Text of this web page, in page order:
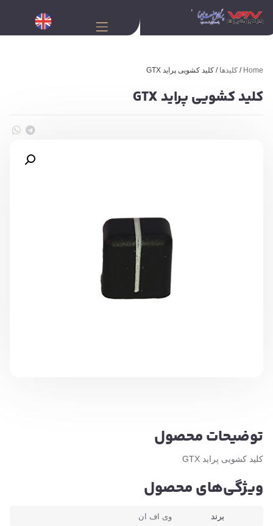
Home
/ کلیدها / کلید کشویی پراید GTX
کلید کشویی پراید GTX
توضیحات محصول
کلید کشویی پراید GTX
ویژگی‌های محصول
برند وی اف ان